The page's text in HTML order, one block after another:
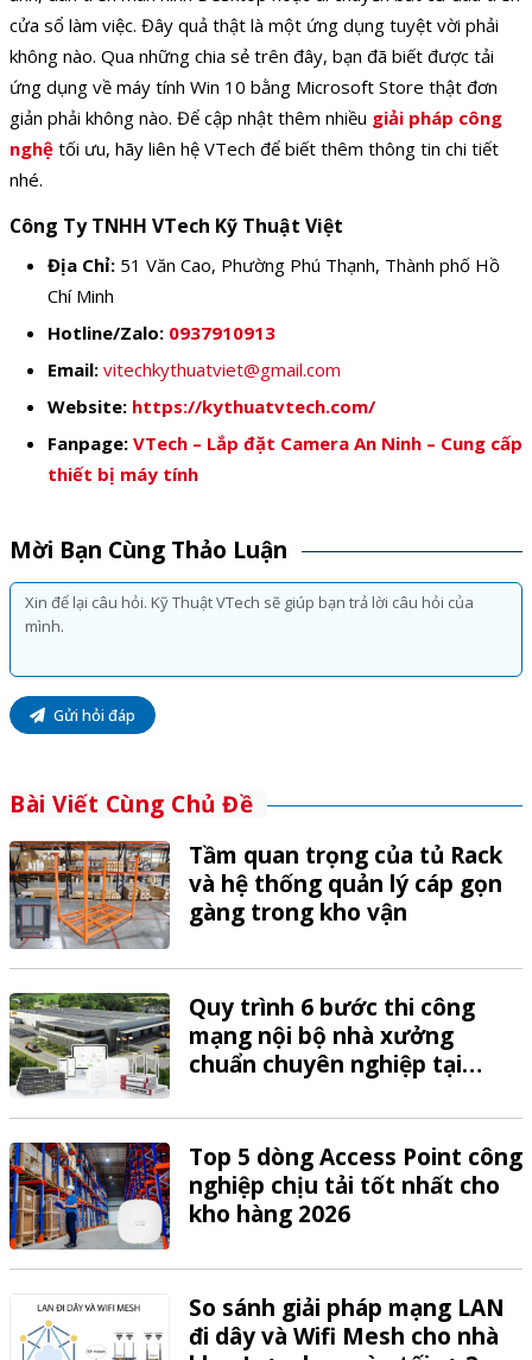
cửa sổ làm việc. Đây quả thật là một ứng dụng tuyệt vời phải
không nào. Qua những chia sẻ trên đây, bạn đã biết được tải
ứng dụng về máy tính Win 10 bằng Microsoft Store thật đơn
giản phải không nào. Để cập nhật thêm nhiều giải pháp công
nghệ tối ưu, hãy liên hệ VTech để biết thêm thông tin chi tiết
nhé.
Công Ty TNHH VTech Kỹ Thuật Việt
Địa Chỉ: 51 Văn Cao, Phường Phú Thạnh, Thành phố Hồ
Chí Minh
Hotline/Zalo: 0937910913
Email: vitechkythuatviet@gmail.com
Website: https://kythuatvtech.com/
Fanpage: VTech – Lắp đặt Camera An Ninh – Cung cấp
thiết bị máy tính
Mời Bạn Cùng Thảo Luận
Gửi hỏi đáp
Bài Viết Cùng Chủ Đề
Tầm quan trọng của tủ Rack
và hệ thống quản lý cáp gọn
gàng trong kho vận
Quy trình 6 bước thi công
mạng nội bộ nhà xưởng
chuẩn chuyên nghiệp tại
Top 5 dòng Access Point công
nghiệp chịu tải tốt nhất cho
kho hàng 2026
So sánh giải pháp mạng LAN
đi dây và Wifi Mesh cho nhà